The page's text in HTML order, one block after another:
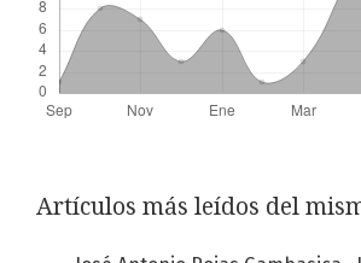
Artículos más leídos del